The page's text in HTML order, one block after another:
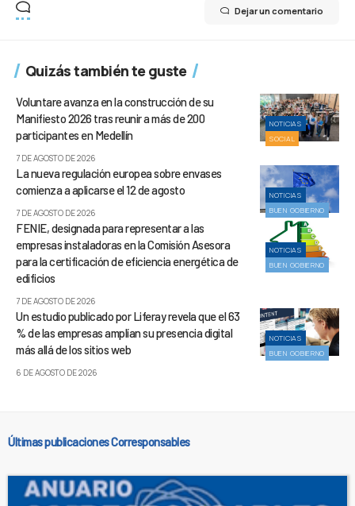
Dejar un comentario
Quizás también te guste
NOTICIAS
SOCIAL
Voluntare avanza en la construcción de su
Manifiesto 2026 tras reunir a más de 200
participantes en Medellín
7 DE AGOSTO DE 2026
NOTICIAS
BUEN GOBIERNO
La nueva regulación europea sobre envases
comienza a aplicarse el 12 de agosto
7 DE AGOSTO DE 2026
NOTICIAS
BUEN GOBIERNO
FENIE, designada para representar a las
empresas instaladoras en la Comisión Asesora
para la certificación de eficiencia energética de
edificios
7 DE AGOSTO DE 2026
NOTICIAS
BUEN GOBIERNO
Un estudio publicado por Liferay revela que el 63
% de las empresas amplían su presencia digital
más allá de los sitios web
6 DE AGOSTO DE 2026
Últimas publicaciones Corresponsables